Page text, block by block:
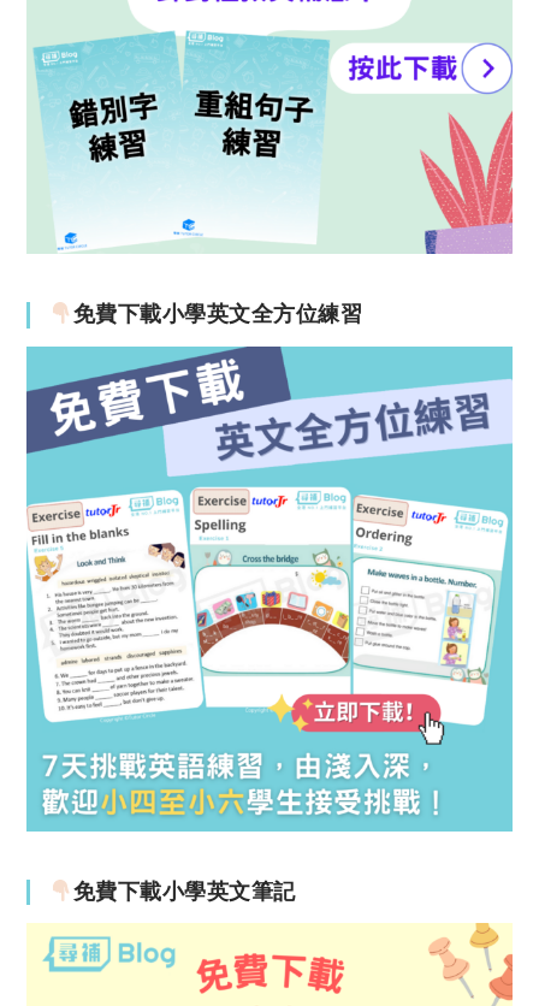
免費下載小學英文全方位練習
免費下載小學英文筆記